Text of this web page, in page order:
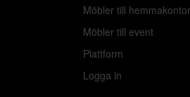
Möbler till hemmakontor
Möbler till event
Plattform
Logga in